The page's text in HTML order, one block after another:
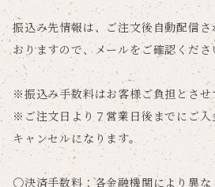
振込み先情報は、ご注文後自動配信
おりますので、メールをご確認くださ
※振込み手数料はお客様ご負担とさせ
※ご注文日より７営業日後までにご入
キャンセルになります。
〇決済手数料：各金融機関により異な